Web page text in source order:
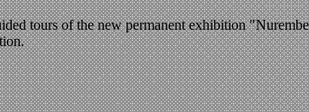
tours of the new permanent exhibition